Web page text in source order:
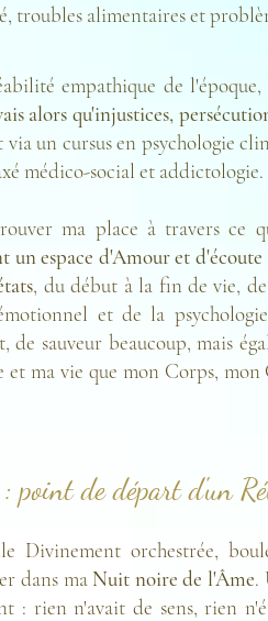
troubles alimentaires et
empathique de l'époque,
alors qu'injustices,
un cursus en psychologie
médico-social et addictologie.
ma place à travers ce
un espace d'Amouret d'écoute
, du début à la fin de vie,
et de la
sauveur beaucoup, mais
et ma vie que mon Corps,
: point de départ d'un
orchestrée,
dans ma Nuit noire de l'Âme.
: rien n'avait de sens, rien